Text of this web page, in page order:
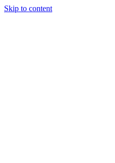
Skip to content